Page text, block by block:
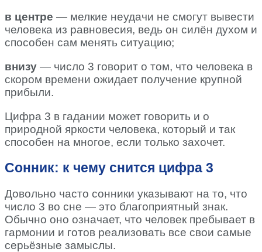
в центре — мелкие неудачи не смогут вывести
человека из равновесия, ведь он силён духом и
способен сам менять ситуацию;
внизу — число 3 говорит о том, что человека в
скором времени ожидает получение крупной
прибыли.
Цифра 3 в гадании может говорить и о
природной яркости человека, который и так
способен на многое, если только захочет.
Сонник: к чему снится цифра 3
Довольно часто сонники указывают на то, что
число 3 во сне — это благоприятный знак.
Обычно оно означает, что человек пребывает в
гармонии и готов реализовать все свои самые
серьёзные замыслы.